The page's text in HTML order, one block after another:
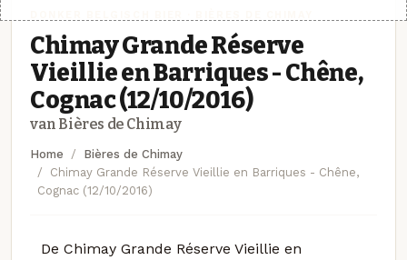
Chimay Grande Réserve
Vieillie en Barriques - Chêne,
Cognac (12/10/2016)
van Bières de Chimay
Home
Bières de Chimay
Chimay Grande Réserve Vieillie en Barriques - Chêne,
Cognac (12/10/2016)
De Chimay Grande Réserve Vieillie en